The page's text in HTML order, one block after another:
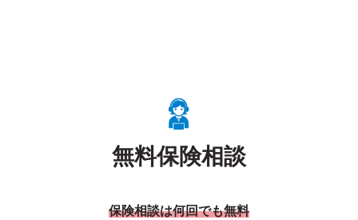
無料保険相談
保険相談は何回でも無料